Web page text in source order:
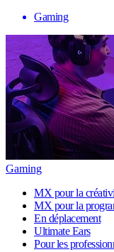
Gaming
Gaming
MX pour la
MX pour la
En déplacement
Ultimate Ears
Pour les